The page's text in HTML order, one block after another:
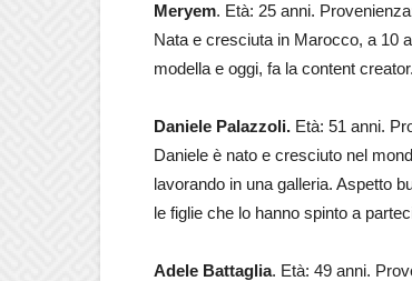
Meryem. Età: 25 anni.
Nata e cresciuta in Marocco, a 10
modella e oggi, fa la content
Daniele Palazzoli. Età: 51 anni.
Daniele è nato e cresciuto nel
lavorando in una galleria. Aspetto
le figlie che lo hanno spinto a
Adele Battaglia. Età: 49 anni.